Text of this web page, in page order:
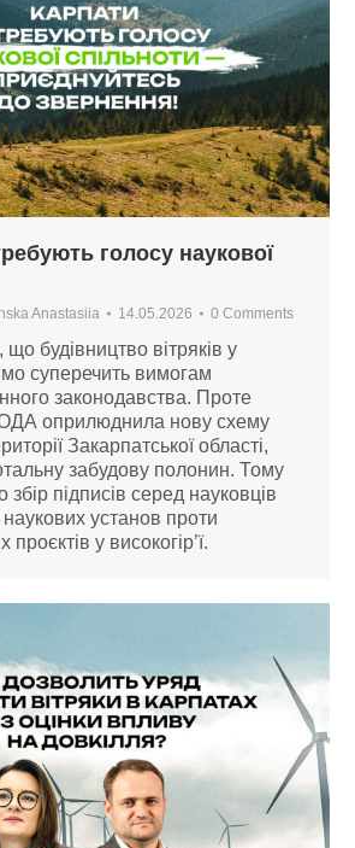
голосу наукової
Anastasiia 14.05.2026 0 Comments
будівництво вітряків у
суперечить вимогам
законодавства. Проте
оприлюднила нову схему
Закарпатської області,
забудову полонин. Тому
підписів серед науковців
наукових установ проти
проєктів у високогір’ї.